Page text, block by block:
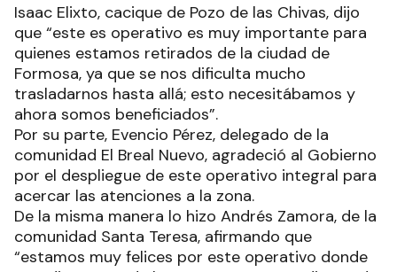
Isaac Elixto, cacique de Pozo de las Chivas, dijo
que “este es operativo es muy importante para
quienes estamos retirados de la ciudad de
Formosa, ya que se nos dificulta mucho
trasladarnos hasta allá; esto necesitábamos y
ahora somos beneficiados”.
Por su parte, Evencio Pérez, delegado de la
comunidad El Breal Nuevo, agradeció al Gobierno
por el despliegue de este operativo integral para
acercar las atenciones a la zona.
De la misma manera lo hizo Andrés Zamora, de la
comunidad Santa Teresa, afirmando que
“estamos muy felices por este operativo donde